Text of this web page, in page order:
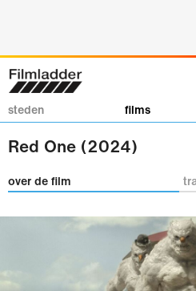
steden films
Red One (2024)
over de film